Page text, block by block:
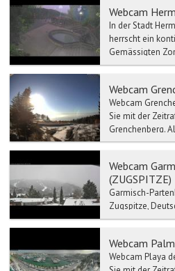
Webcam
In der Stadt
herrscht ein
Gemässigten
Der Ort
Webcam
Webcam
Sie mit der
Grenchenberg.
Hoch...
Webcam
(ZUGSPITZE)
Garmisch-
Zugspitze,
(2.962 m) und
Webcam
Webcam Playa